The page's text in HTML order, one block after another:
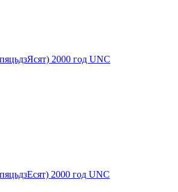
2000 год UNC
2000 год UNC